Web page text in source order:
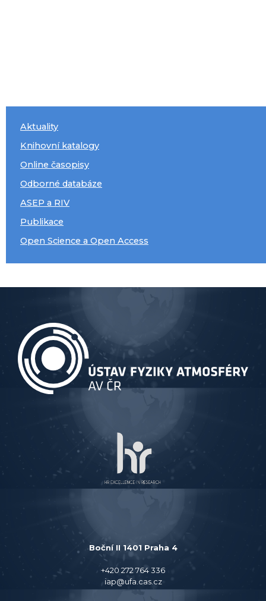
Aktuality
Knihovní katalogy
Online časopisy
Odborné databáze
ASEP a RIV
Publikace
Open Science a Open Access
Boční II 1401 Praha 4
+420 272 764 336
iap@ufa.cas.cz